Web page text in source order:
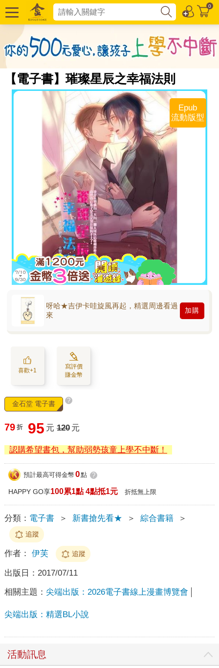
0
【電子書】璀璨星辰之幸福法則
Epub
流動版型
呀哈★吉伊卡哇旋風再起，精選周邊看過
來
加購
喜歡+1
寫評價
賺金幣
金石堂 電子書 ?
79 折 95 元 120 元
認購希望書包，幫助弱勢孩童上學不中斷！
預計最高可得金幣 0點 ?
HAPPY GO享100累1點 4點抵1元 折抵無上限
分類： 電子書 ＞ 新書搶先看★ ＞ 綜合書籍 ＞
追蹤
作者： 伊芙 追蹤
出版日： 2017/07/11
相關主題： 尖端出版：2026電子書線上漫畫博覽會
尖端出版：精選BL小說
活動訊息